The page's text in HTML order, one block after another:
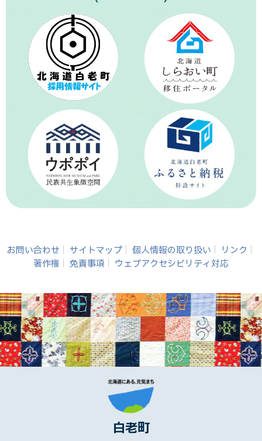
お問い合わせ サイトマップ 個人情報の取り扱い
リンク
著作権
免責事項 ウェブアクセシビリティ対応
白老町